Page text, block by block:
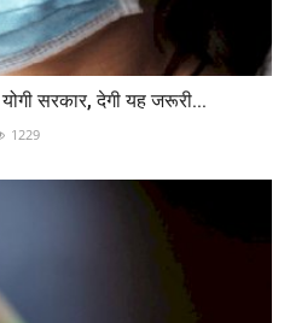
सरकार, देगी यह जरूरी...
1229